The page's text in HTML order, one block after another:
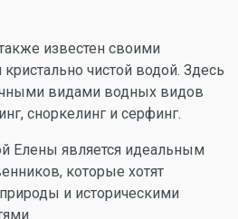
известен своими
чистой водой. Здесь
видами водных видов
сноркелинг и серфинг.
Елены является идеальным
которые хотят
и историческими